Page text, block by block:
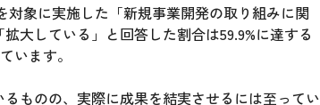
対象に実施した「新規事業開発の取り組みに関
大している」と回答した割合は59.9%に達する
います。
ものの、実際に成果を結実させるには至ってい